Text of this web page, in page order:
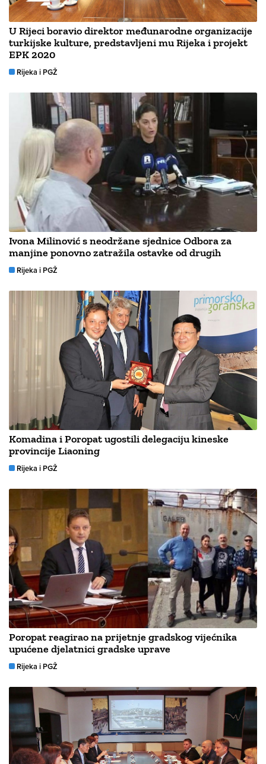
U Rijeci boravio direktor međunarodne organizacije
turkijske kulture, predstavljeni mu Rijeka i projekt
EPK 2020
Rijeka i PGŽ
Ivona Milinović s neodržane sjednice Odbora za
manjine ponovno zatražila ostavke od drugih
Rijeka i PGŽ
Komadina i Poropat ugostili delegaciju kineske
provincije Liaoning
Rijeka i PGŽ
Poropat reagirao na prijetnje gradskog vijećnika
upućene djelatnici gradske uprave
Rijeka i PGŽ